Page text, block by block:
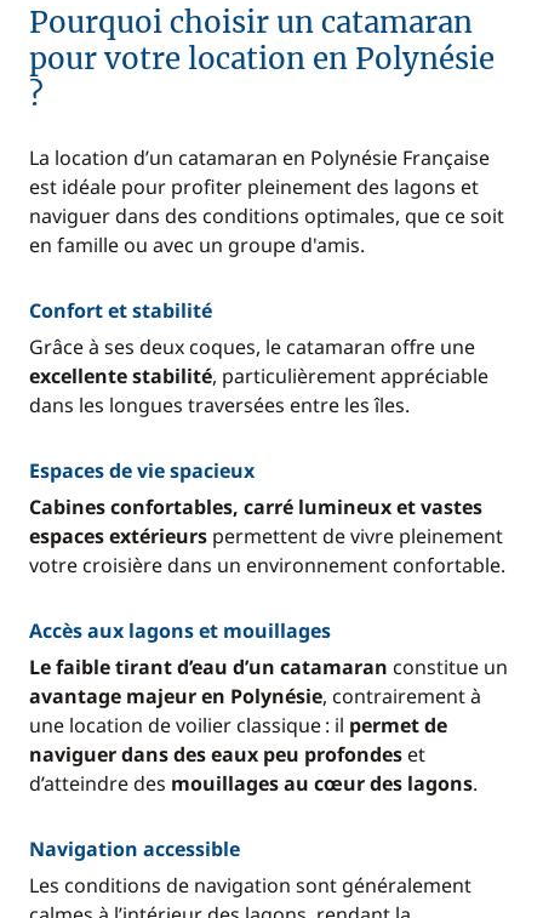
Pourquoi choisir un catamaran
pour votre location en Polynésie
?
La location d’un catamaran en Polynésie Française
est idéale pour profiter pleinement des lagons et
naviguer dans des conditions optimales, que ce soit
en famille ou avec un groupe d'amis.
Confort et stabilité
Grâce à ses deux coques, le catamaran offre une
excellente stabilité, particulièrement appréciable
dans les longues traversées entre les îles.
Espaces de vie spacieux
Cabines confortables, carré lumineux et vastes
espaces extérieurs permettent de vivre pleinement
votre croisière dans un environnement confortable.
Accès aux lagons et mouillages
Le faible tirant d’eau d’un catamaran constitue un
avantage majeur en Polynésie, contrairement à
une location de voilier classique : il permet de
naviguer dans des eaux peu profondes et
d’atteindre des mouillages au cœur des lagons.
Navigation accessible
Les conditions de navigation sont généralement